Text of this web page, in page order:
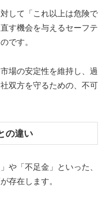
して「これ以上は危険で
す機会を与えるセーフテ
です。
場の安定性を維持し、過
双方を守るための、不可
の違い
や「不足金」といった、
存在します。